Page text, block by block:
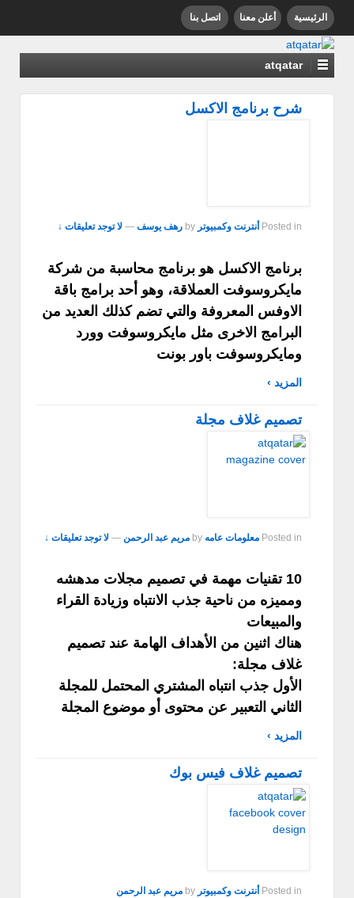
الرئيسية أعلن معنا اتصل بنا
atqatar
شرح برنامج الاكسل
Posted in أنترنت وكمبيوتر by رهف يوسف — لا توجد تعليقات ↓
برنامج الاكسل هو برنامج محاسبة من شركة
مايكروسوفت العملاقة، وهو أحد برامج باقة
الاوفس المعروفة والتي تضم كذلك العديد من
البرامج الاخرى مثل مايكروسوفت وورد
ومايكروسوفت باور بونت
المزيد ›
تصميم غلاف مجلة
Posted in معلومات عامه by مريم عبد الرحمن — لا توجد تعليقات ↓
10 تقنيات مهمة في تصميم مجلات مدهشه
ومميزه من ناحية جذب الانتباه وزيادة القراء
والمبيعات
هناك اثنين من الأهداف الهامة عند تصميم
غلاف مجلة:
الأول جذب انتباه المشتري المحتمل للمجلة
الثاني التعبير عن محتوى أو موضوع المجلة
المزيد ›
تصميم غلاف فيس بوك
Posted in أنترنت وكمبيوتر by مريم عبد الرحمن